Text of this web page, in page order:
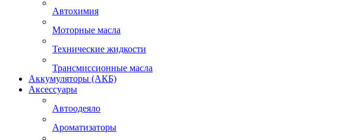
Автохимия
Моторные масла
Технические жидкости
Трансмиссионные масла
Аккумуляторы (АКБ)
Аксессуары
Автоодеяло
Ароматизаторы